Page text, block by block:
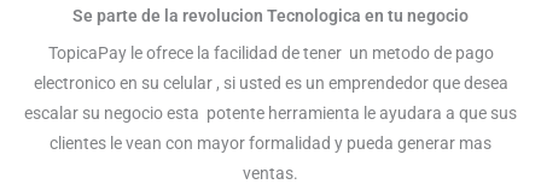
Se parte de la revolucion Tecnologica en tu negocio
TopicaPay le ofrece la facilidad de tener un metodo de pago
electronico en su celular , si usted es un emprendedor que desea
escalar su negocio esta potente herramienta le ayudara a que sus
clientes le vean con mayor formalidad y pueda generar mas
ventas.